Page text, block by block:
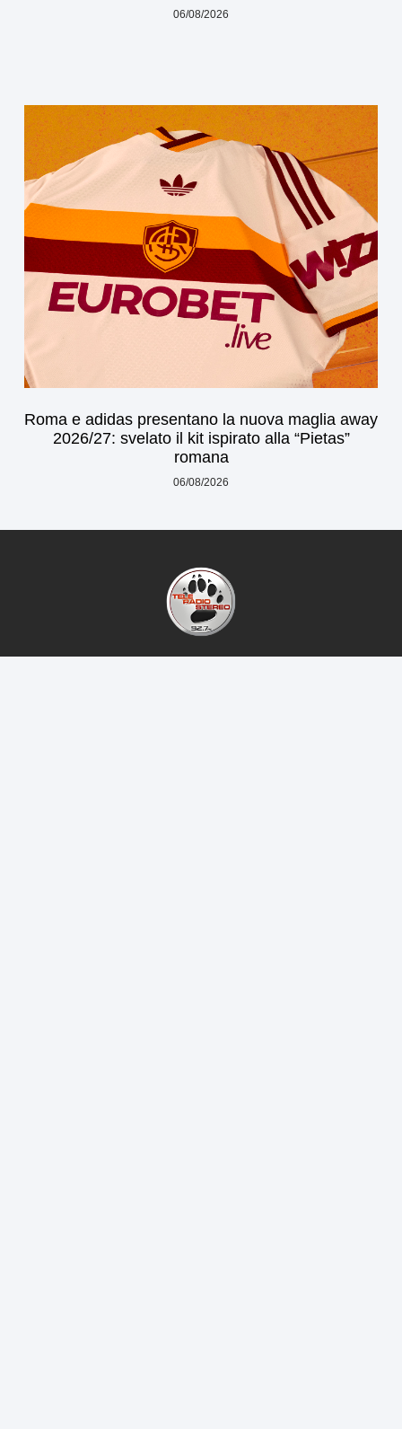
06/08/2026
Roma e adidas presentano la nuova maglia away
2026/27: svelato il kit ispirato alla “Pietas”
romana
06/08/2026